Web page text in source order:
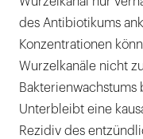
des Antibiotikums
Konzentrationen
Wurzelkanäle nicht
Bakterienwachstums
Unterbleibt eine
Rezidiv des